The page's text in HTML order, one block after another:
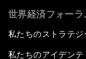
世界経済フォーラ
私たちのストラテジ
私たちのアイデンテ